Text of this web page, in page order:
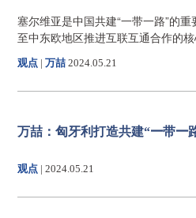
塞尔维亚是中国共建“一带一路”的
至中东欧地区推进互联互通合作的
建“一带一路”倡议同塞方再工业化
对接持续深化，中塞经贸合作在高
观点| ​万喆 2024.05.21
万喆：匈牙利打造共建“一带一
观点| 2024.05.21